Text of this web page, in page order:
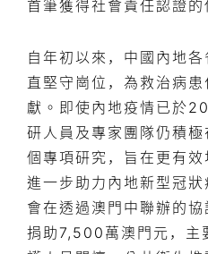
首筆獲得社會責任認證的
自年初以來，中國內地
直堅守崗位，為救治病
獻。即使內地疫情已於
研人員及專家團隊仍積
個專項研究，旨在更有
進一步助力內地新型冠
會在透過澳門中聯辦的
捐助7,500萬澳門元，主